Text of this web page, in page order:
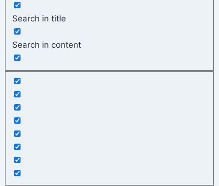
Search in title
Search in content